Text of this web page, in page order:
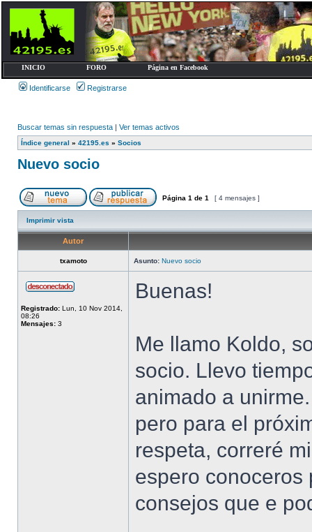
INICIO FORO Página en Facebook
Identificarse Registrarse
Buscar temas sin respuesta | Ver temas activos
Índice general » 42195.es » Socios
Nuevo socio
Página 1 de 1 [ 4 mensajes ]
Imprimir vista
Autor
txamoto Asunto: Nuevo socio
Registrado: Lun, 10 Nov 2014,
08:26
Mensajes: 3
Buenas!
Me llamo Koldo,
socio. Llevo
animado a
pero para el
respeta, correré
espero conoceros
consejos que e